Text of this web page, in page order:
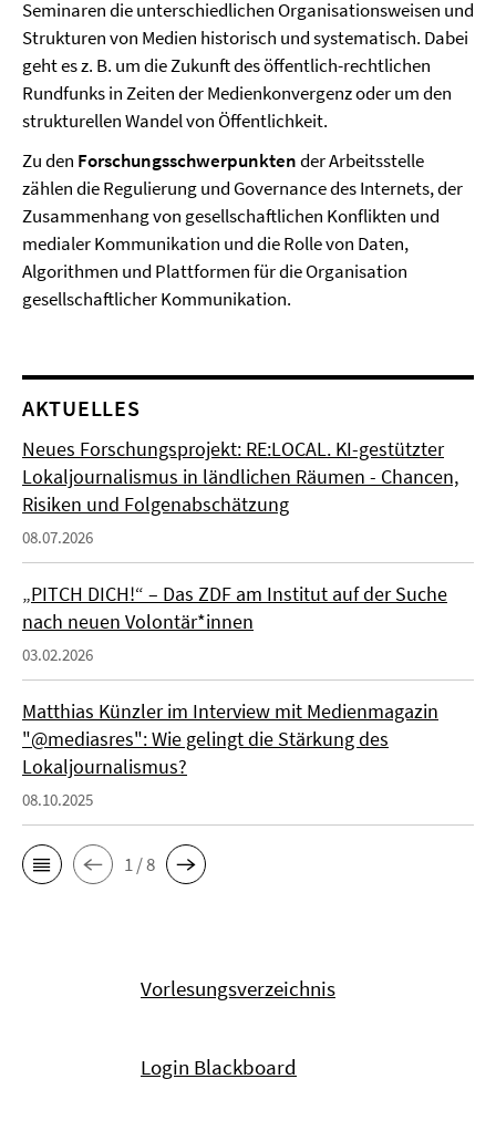
Seminaren die unterschiedlichen Organisationsweisen und
Strukturen von Medien historisch und systematisch. Dabei
geht es z. B. um die Zukunft des öffentlich-rechtlichen
Rundfunks in Zeiten der Medienkonvergenz oder um den
strukturellen Wandel von Öffentlichkeit.
Zu den Forschungsschwerpunktender Arbeitsstelle
zählen die Regulierung und Governance des Internets, der
Zusammenhang von gesellschaftlichen Konflikten und
medialer Kommunikation und die Rolle von Daten,
Algorithmen und Plattformen für die Organisation
gesellschaftlicher Kommunikation.
AKTUELLES
Neues Forschungsprojekt: RE:LOCAL. KI-gestützter
Lokaljournalismus in ländlichen Räumen - Chancen,
Risiken und Folgenabschätzung
08.07.2026
„PITCH DICH!“ – Das ZDF am Institut auf der Suche
nach neuen Volontär*innen
03.02.2026
Matthias Künzler im Interview mit Medienmagazin
"@mediasres": Wie gelingt die Stärkung des
Lokaljournalismus?
08.10.2025
1 / 8
Vorlesungsverzeichnis
Login Blackboard